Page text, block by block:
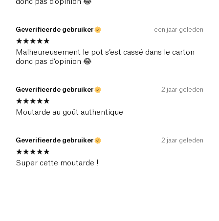
donc pas d’opinion 😂
Geverifieerde gebruiker een jaar geleden
Malheureusement le pot s’est cassé dans le carton
donc pas d’opinion 😂
Geverifieerde gebruiker 2 jaar geleden
Moutarde au goût authentique
Geverifieerde gebruiker 2 jaar geleden
Super cette moutarde !